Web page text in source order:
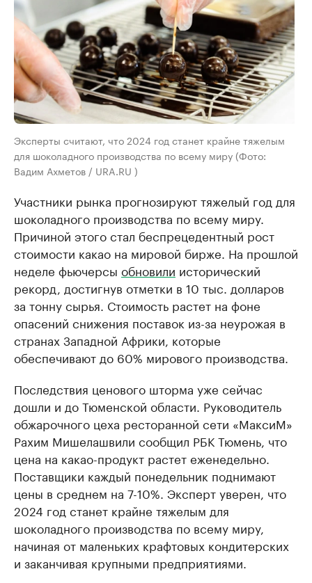
Эксперты считают, что 2024 год станет крайне тяжелым
для шоколадного производства по всему миру (Фото:
Вадим Ахметов / URA.RU )
Участники рынка прогнозируют тяжелый год для
шоколадного производства по всему миру.
Причиной этого стал беспрецедентный рост
стоимости какао на мировой бирже. На прошлой
неделе фьючерсы обновили исторический
рекорд, достигнув отметки в 10 тыс. долларов
за тонну сырья. Стоимость растет на фоне
опасений снижения поставок из-за неурожая в
странах Западной Африки, которые
обеспечивают до 60% мирового производства.
Последствия ценового шторма уже сейчас
дошли и до Тюменской области. Руководитель
обжарочного цеха ресторанной сети «МаксиМ»
Рахим Мишелашвили сообщил РБК Тюмень, что
цена на какао-продукт растет еженедельно.
Поставщики каждый понедельник поднимают
цены в среднем на 7-10%. Эксперт уверен, что
2024 год станет крайне тяжелым для
шоколадного производства по всему миру,
начиная от маленьких крафтовых кондитерских
и заканчивая крупными предприятиями.